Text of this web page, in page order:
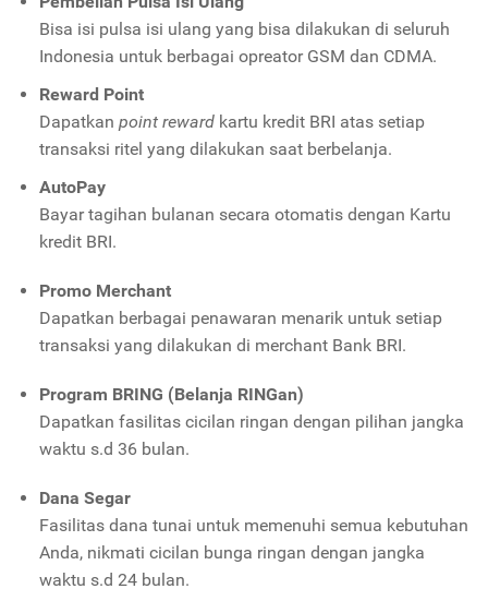
Bisa isi pulsa isi ulang yang bisa dilakukan di seluruh
Indonesia untuk berbagai opreator GSM dan CDMA.
Reward Point
Dapatkan point reward kartu kredit BRI atas setiap
transaksi ritel yang dilakukan saat berbelanja.
AutoPay
Bayar tagihan bulanan secara otomatis dengan Kartu
kredit BRI.
Promo Merchant
Dapatkan berbagai penawaran menarik untuk setiap
transaksi yang dilakukan di merchant Bank BRI.
Program BRING (Belanja RINGan)
Dapatkan fasilitas cicilan ringan dengan pilihan jangka
waktu s.d 36 bulan.
Dana Segar
Fasilitas dana tunai untuk memenuhi semua kebutuhan
Anda, nikmati cicilan bunga ringan dengan jangka
waktu s.d 24 bulan.